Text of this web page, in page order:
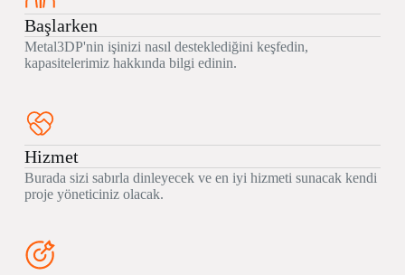
Başlarken
Metal3DP'nin işinizi nasıl desteklediğini keşfedin,
kapasitelerimiz hakkında bilgi edinin.
Hizmet
Burada sizi sabırla dinleyecek ve en iyi hizmeti sunacak kendi
proje yöneticiniz olacak.